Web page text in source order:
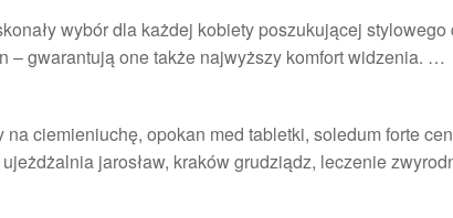
wybór dla każdej kobiety poszukującej stylowego
– gwarantują one także najwyższy komfort widzenia. …
ciemieniuchę, opokan med tabletki, soledum forte
jarosław, kraków grudziądz, leczenie